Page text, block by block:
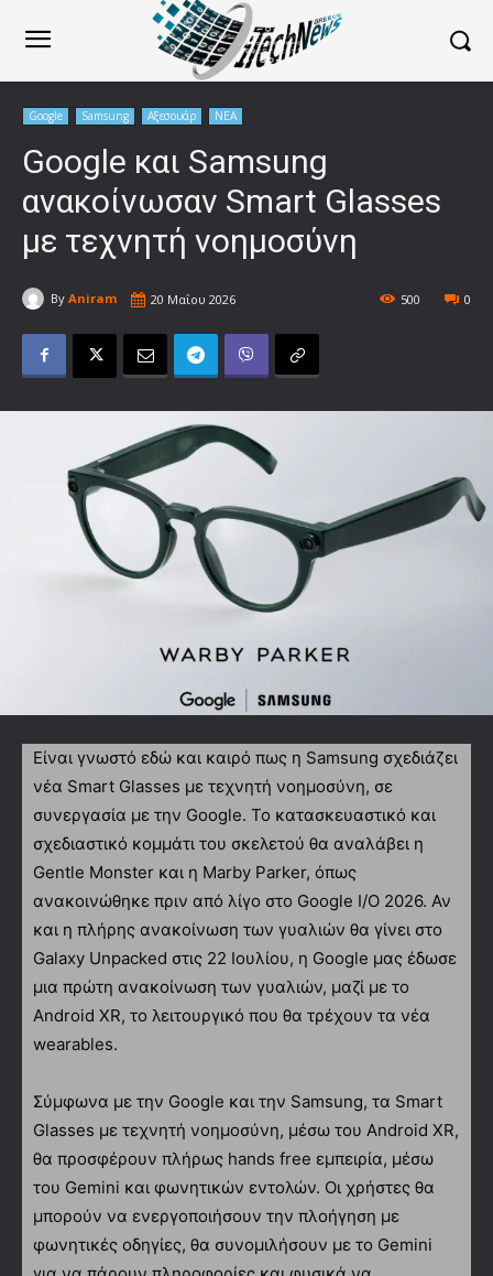
Google Samsung Αξεσουάρ ΝΕΑ
Google και Samsung
ανακοίνωσαν Smart Glasses
με τεχνητή νοημοσύνη
By Aniram 20 Μαΐου 2026 0
500
Είναι γνωστό εδώ και καιρό πως η Samsung σχεδιάζει
νέα Smart Glasses με τεχνητή νοημοσύνη, σε
συνεργασία με την Google. Το κατασκευαστικό και
σχεδιαστικό κομμάτι του σκελετού θα αναλάβει η
Gentle Monster και η Marby Parker, όπως
ανακοινώθηκε πριν από λίγο στο Google I/O 2026. Αν
και η πλήρης ανακοίνωση των γυαλιών θα γίνει στο
Galaxy Unpacked στις 22 Ιουλίου, η Google μας έδωσε
μια πρώτη ανακοίνωση των γυαλιών, μαζί με το
Android XR, το λειτουργικό που θα τρέχουν τα νέα
wearables.
Σύμφωνα με την Google και την Samsung, τα Smart
Glasses με τεχνητή νοημοσύνη, μέσω του Android XR,
θα προσφέρουν πλήρως hands free εμπειρία, μέσω
του Gemini και φωνητικών εντολών. Οι χρήστες θα
μπορούν να ενεργοποιήσουν την πλοήγηση με
φωνητικές οδηγίες, θα συνομιλήσουν με το Gemini